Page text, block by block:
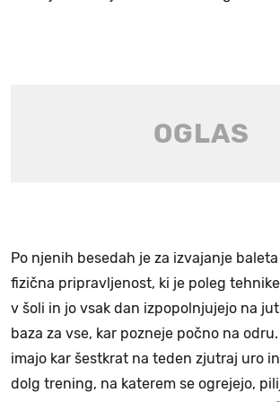
Po njenih besedah je za izvajanje
fizična pripravljenost, ki je poleg
v šoli in jo vsak dan izpopolnjujejo na
baza za vse, kar pozneje počno na
imajo kar šestkrat na teden zjutraj uro
dolg trening, na katerem se ogrejejo,